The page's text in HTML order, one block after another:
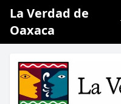
La Verdad de
Oaxaca